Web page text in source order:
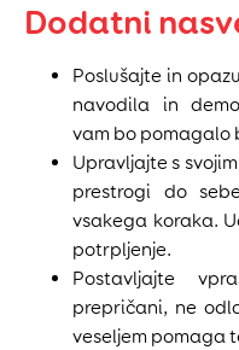
Dodatni
Poslušajte in
navodila in
vam bo pomagalo
Upravljajte s
prestrogi do
vsakega koraka.
potrpljenje.
Postavljajte
prepričani, ne
veseljem pomaga